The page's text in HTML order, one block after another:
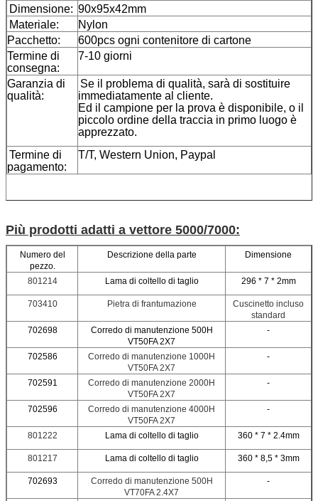
Dimensione: 90x95x42mm
Materiale:
Nylon
Pacchetto:
600pcs ogni contenitore di cartone
Termine di
consegna:
7-10 giorni
Garanzia di
qualità:
Se il problema di qualità, sarà di sostituire
immediatamente al cliente.
Ed il campione per la prova è disponibile, o il
piccolo ordine della traccia in primo luogo è
apprezzato.
Termine di
pagamento:
T/T, Western Union, Paypal
Più prodotti adatti a vettore 5000/7000:
Numero del
pezzo.
Descrizione della parte Dimensione
801214 Lama di coltello di taglio 296 * 7 * 2mm
703410 Pietra di frantumazione
Cuscinetto incluso
standard
702698
Corredo di manutenzione 500H
VT50FA 2X7
-
702586
Corredo di manutenzione 1000H
VT50FA 2X7
-
702591
Corredo di manutenzione 2000H
VT50FA 2X7
-
702596
Corredo di manutenzione 4000H
VT50FA 2X7
-
801222 Lama di coltello di taglio 360 * 7 * 2.4mm
801217 Lama di coltello di taglio 360 * 8,5 * 3mm
702693
Corredo di manutenzione 500H
VT70FA 2.4X7
-